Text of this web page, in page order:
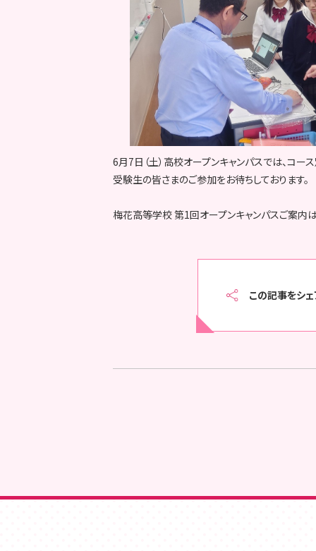
6月7日（土）高校オープンキャンパスでは、コー
受験生の皆さまのご参加をお待ちしております。
梅花高等学校 第1回オープンキャンパスご案内
この記事をシ